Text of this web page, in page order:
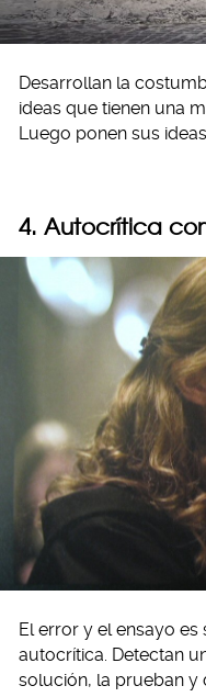
Desarrollan la
ideas que tienen una
Luego ponen sus
4. Autocrítica
El error y el ensayo
autocrítica. Detectan
solución, la prueban y